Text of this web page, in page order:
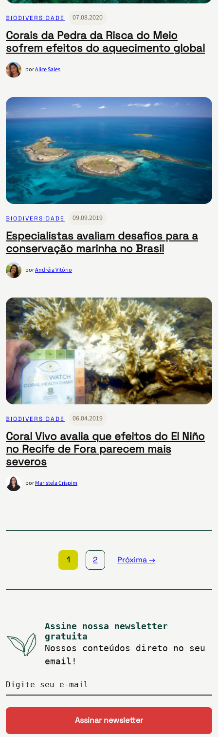
BIODIVERSIDADE 07.08.2020
Corais da Pedra da Risca do Meio
sofrem efeitos do aquecimento global
porAlice Sales
BIODIVERSIDADE 09.09.2019
Especialistas avaliam desafios para a
conservação marinha no Brasil
porAndréia Vitório
BIODIVERSIDADE 06.04.2019
Coral Vivo avalia que efeitos do El Niño
no Recife de Fora parecem mais
severos
porMaristela Crispim
de
1 2 Próxima →
Assine nossa newsletter
gratuita
Nossos conteúdos direto no seu
email!
Digite seu e-mail